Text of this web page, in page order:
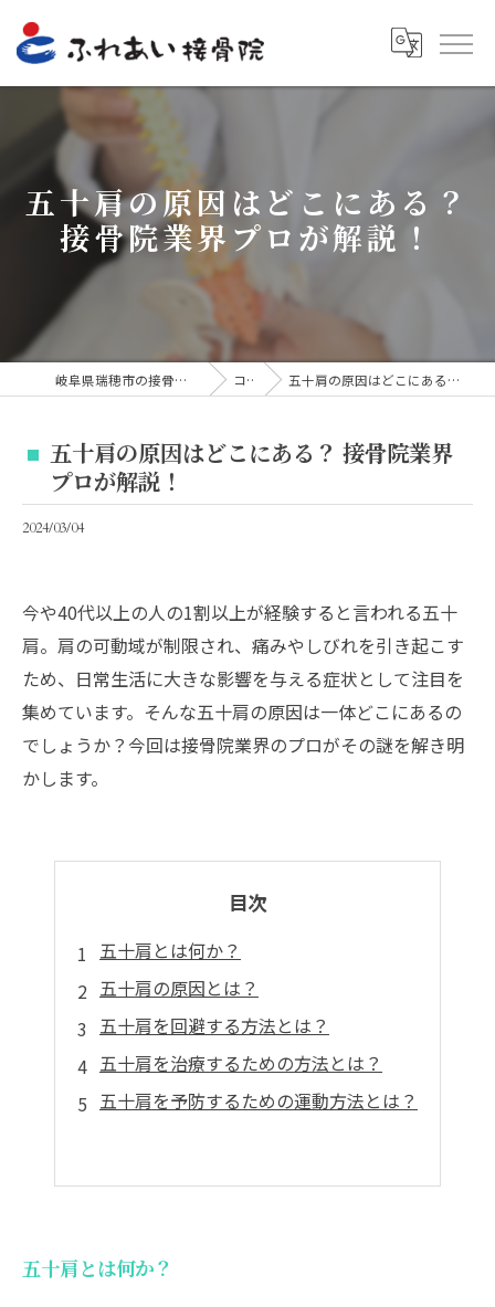
五十肩の原因はどこにある？
接骨院業界プロが解説！
岐阜県瑞穂市の接骨院ならふれあい接骨院 コラム 五十肩の原因はどこにある？ 接骨院業界プロが解説！
五十肩の原因はどこにある？ 接骨院業界
プロが解説！
2024/03/04
今や40代以上の人の1割以上が経験すると言われる五十
肩。肩の可動域が制限され、痛みやしびれを引き起こす
ため、日常生活に大きな影響を与える症状として注目を
集めています。そんな五十肩の原因は一体どこにあるの
でしょうか？今回は接骨院業界のプロがその謎を解き明
かします。
目次
五十肩とは何か？
五十肩の原因とは？
五十肩を回避する方法とは？
五十肩を治療するための方法とは？
五十肩を予防するための運動方法とは？
五十肩とは何か？